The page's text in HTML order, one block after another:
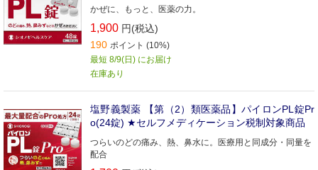
かぜに、もっと、医薬の力。
1,900 円(税込)
190 ポイント (10%)
最短 8/9(日) にお届け
在庫あり
塩野義製薬 【第（2）類医薬品】パイロンPL錠Pr
o(24錠) ★セルフメディケーション税制対象商品
つらいのどの痛み、熱、鼻水に。医療用と同成分・同量を
配合